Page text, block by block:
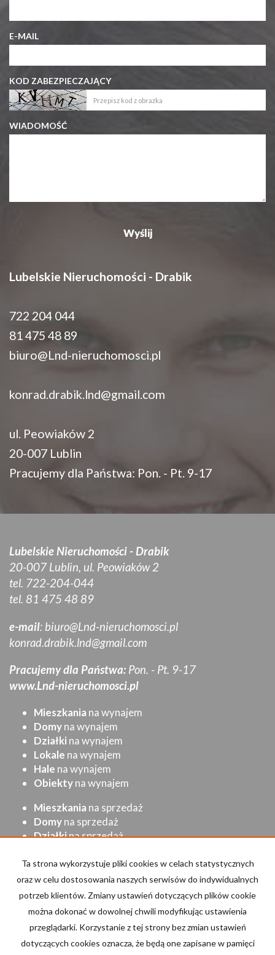
E-MAIL
KOD ZABEZPIECZAJĄCY
WIADOMOŚĆ
Lubelskie Nieruchomości - Drabik
722 204 044
81 475 48 89
biuro@Lnd-nieruchomosci.pl
konrad.drabik.lnd@gmail.com
ul. Peowiaków 2
20-007 Lublin
Pracujemy dla Państwa: Pon. - Pt. 9-17
Lubelskie Nieruchomości - Drabik
20-007 Lublin, ul. Peowiaków 2
tel. 722-204-044
tel. 81 475 48 89
e-mail: biuro@Lnd-nieruchomosci.pl
konrad.drabik.lnd@gmail.com
Pracujemy dla Państwa: Pon. - Pt. 9-17
www.Lnd-nieruchomosci.pl
Mieszkania na wynajem
Domyna wynajem
Działki na wynajem
Lokale na wynajem
Hale na wynajem
Obiektyna wynajem
Mieszkania na sprzedaż
Domyna sprzedaż
Działkina sprzedaż
Halena sprzedaż
Obiektyna sprzedaż
Strona główna Kup Sprzedaj/Wynajmij Kontakt
Kalkulator kosztów
Ta strona wykorzystuje pliki cookies w celach statystycznych
oraz w celu dostosowania naszych serwisów do indywidualnych
potrzeb klientów. Zmiany ustawień dotyczących plików cookie
można dokonać w dowolnej chwili modyfikując ustawienia
przeglądarki. Korzystanie z tej strony bez zmian ustawień
dotyczących cookies oznacza, że będą one zapisane w pamięci